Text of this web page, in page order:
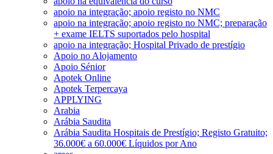
apoio na integração; apoio registo no NMC
apoio na integração; apoio registo no NMC; preparação
+ exame IELTS suportados pelo hospital
apoio na integração; Hospital Privado de prestígio
Apoio no Alojamento
Apoio Sénior
Apotek Online
Apotek Terpercaya
APPLYING
Arabia
Arábia Saudita
Arábia Saudita Hospitais de Prestígio; Registo Gratuito;
36.000€ a 60.000€ Líquidos por Ano